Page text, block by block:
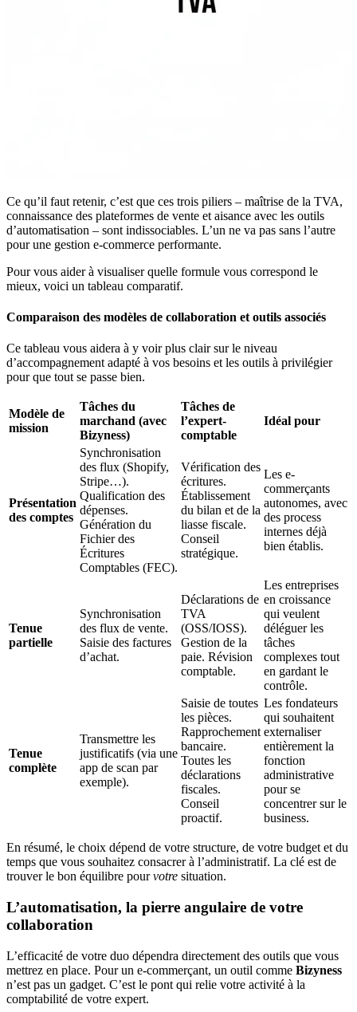
Ce qu’il faut retenir, c’est que ces trois piliers – maîtrise de la TVA,
connaissance des plateformes de vente et aisance avec les outils
d’automatisation – sont indissociables. L’un ne va pas sans l’autre
pour une gestion e-commerce performante.
Pour vous aider à visualiser quelle formule vous correspond le
mieux, voici un tableau comparatif.
Comparaison des modèles de collaboration et outils associés
Ce tableau vous aidera à y voir plus clair sur le niveau
d’accompagnement adapté à vos besoins et les outils à privilégier
pour que tout se passe bien.
Modèle de
mission
Tâches du
marchand (avec
Bizyness)
Tâches de
l’expert-
comptable
Idéal pour
Présentation
des comptes
Synchronisation
des flux (Shopify,
Stripe…).
Qualification des
dépenses.
Génération du
Fichier des
Écritures
Comptables (FEC).
Vérification des
écritures.
Établissement
du bilan et de la
liasse fiscale.
Conseil
stratégique.
Les e-
commerçants
autonomes, avec
des process
internes déjà
bien établis.
Tenue
partielle
Synchronisation
des flux de vente.
Saisie des factures
d’achat.
Déclarations de
TVA
(OSS/IOSS).
Gestion de la
paie. Révision
comptable.
Les entreprises
en croissance
qui veulent
déléguer les
tâches
complexes tout
en gardant le
contrôle.
Tenue
complète
Transmettre les
justificatifs (via une
app de scan par
exemple).
Saisie de toutes
les pièces.
Rapprochement
bancaire.
Toutes les
déclarations
fiscales.
Conseil
proactif.
Les fondateurs
qui souhaitent
externaliser
entièrement la
fonction
administrative
pour se
concentrer sur le
business.
En résumé, le choix dépend de votre structure, de votre budget et du
temps que vous souhaitez consacrer à l’administratif. La clé est de
trouver le bon équilibre pourvotre situation.
L’automatisation, la pierre angulaire de votre
collaboration
L’efficacité de votre duo dépendra directement des outils que vous
mettrez en place. Pour un e-commerçant, un outil comme Bizyness
n’est pas un gadget. C’est le pont qui relie votre activité à la
comptabilité de votre expert.